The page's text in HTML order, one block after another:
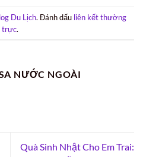
Du Lịch. Đánh dấu liên kết thường
trực.
NƯỚC NGOÀI
Quà Sinh Nhật Cho Em Trai: